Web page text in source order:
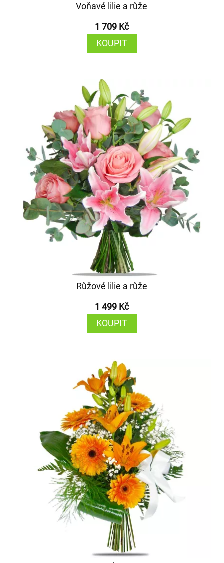
Voňavé lilie a růže
1 709 Kč
KOUPIT
Růžové lilie a růže
1 499 Kč
KOUPIT